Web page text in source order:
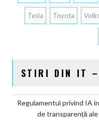
Tesla Toyota
STIRI DIN IT –
Regulamentul privind IA
de transparență